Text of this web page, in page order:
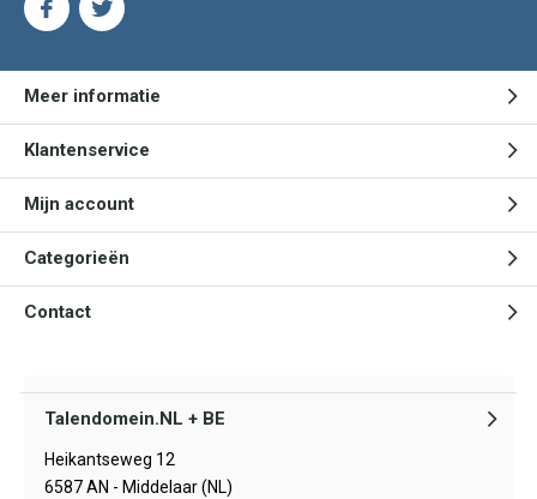
Meer informatie
Klantenservice
Mijn account
Categorieën
Contact
Talendomein.NL + BE
Heikantseweg 12
6587 AN - Middelaar (NL)